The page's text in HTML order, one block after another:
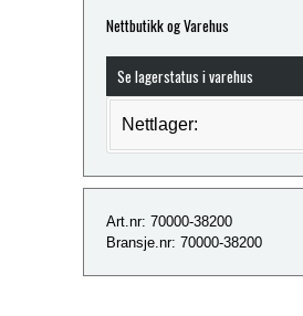
Nettbutikk og Varehus
Se lagerstatus i varehus
Nettlager:
Art.nr: 70000-38200
Bransje.nr: 70000-38200